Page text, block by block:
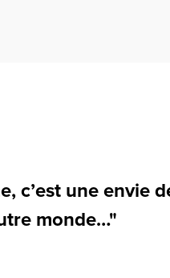
c’est une envie
monde…"